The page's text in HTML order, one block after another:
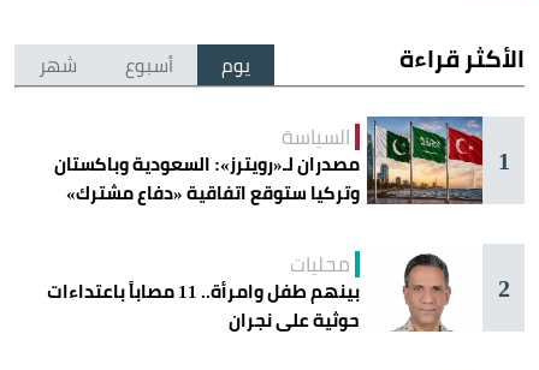
الأكثر قراءة يوم أسبوع شهر
1
السياسة
مصدران لـ«رويترز»: السعودية وباكستان
وتركيا ستوقع اتفاقية «دفاع مشترك»
2
محليات
بينهم طفل وامرأة.. 11 مصاباً باعتداءات
حوثية على نجران